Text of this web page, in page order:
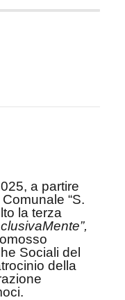
a partire
“S.
la terza
Sociali del
della